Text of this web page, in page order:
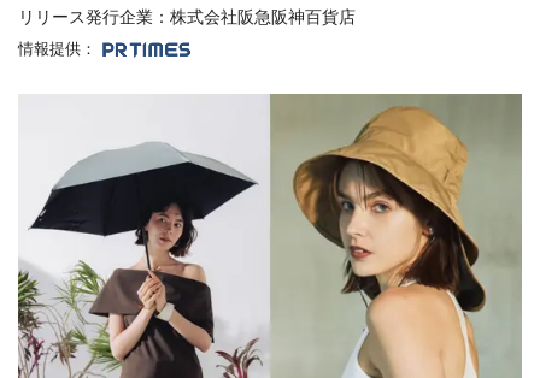
リリース発行企業：株式会社阪急阪神百貨店
情報提供：